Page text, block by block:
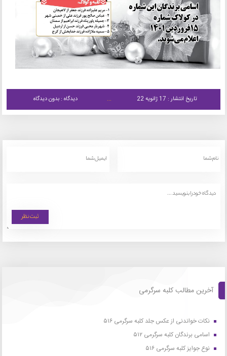
تاریخ انتشار : 17 ژانویه 22 دیدگاه : بدون دیدگاه
آخرین مطالب کلبه سرگرمی
نکات خواندنی از عکس جلد کلبه سرگرمی ۵۱۶
اسامی برندگان کلبه سرگرمی ۵۱۲
نوع جوایز کلبه سرگرمی ۵۱۶